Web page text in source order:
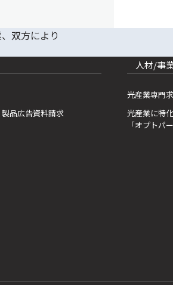
品広告資料請求
人材/事
光産業専門
光産業に特
「オプトパ